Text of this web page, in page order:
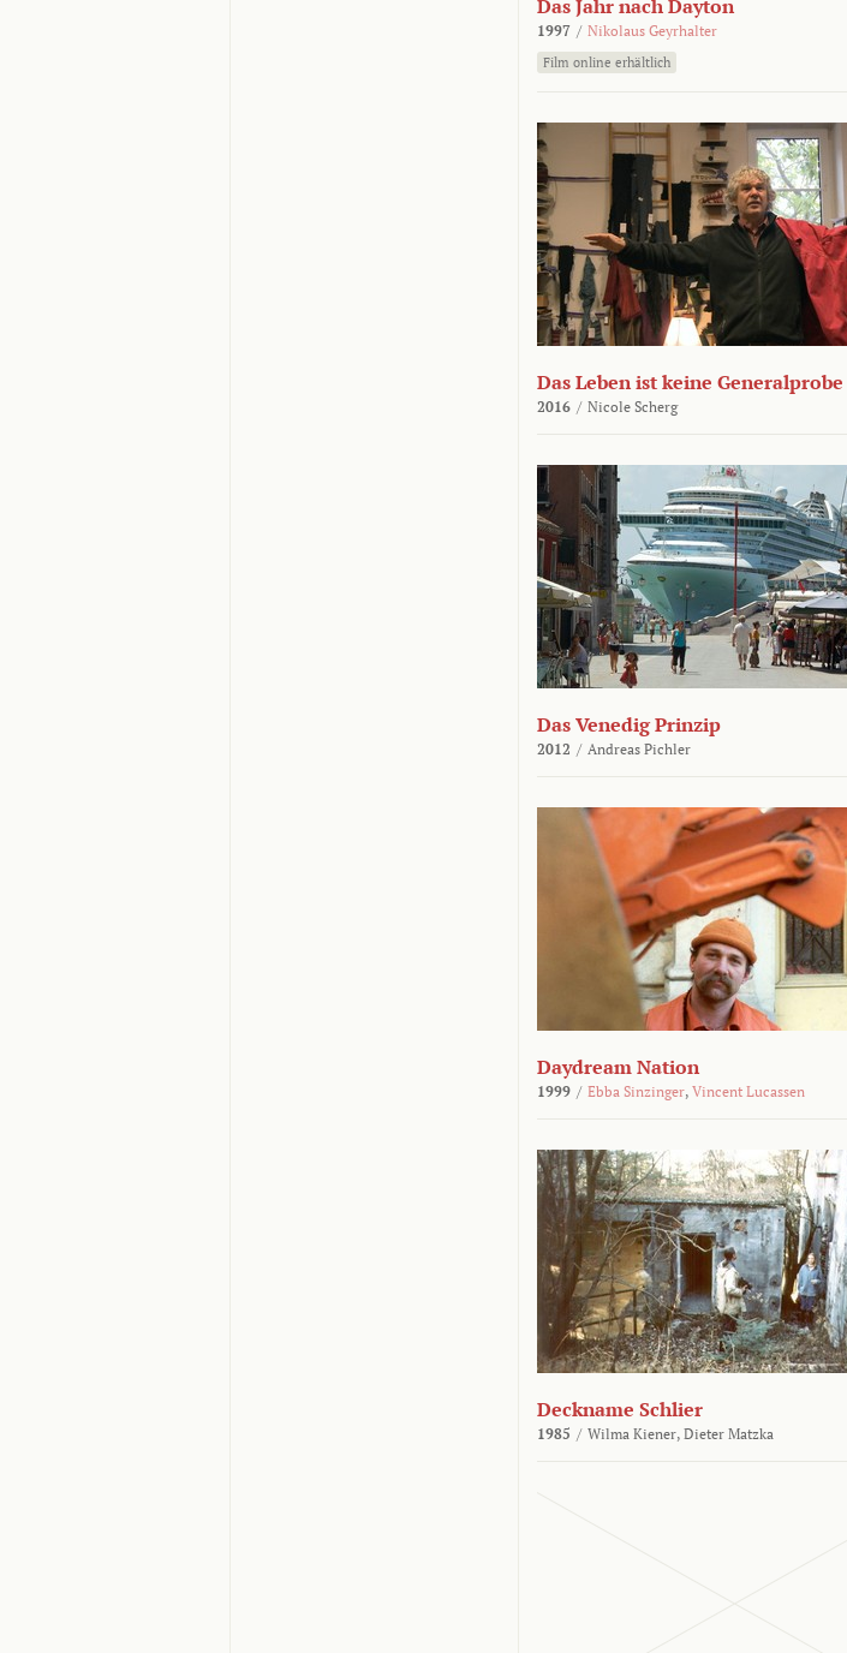
Das Jahr nach Dayton
1997 / Nikolaus Geyrhalter
Film online erhältlich
Das Leben ist keine Generalprobe
2016 / Nicole Scherg
Das Venedig Prinzip
2012 / Andreas Pichler
Daydream Nation
1999 / Ebba Sinzinger, Vincent Lucassen
Deckname Schlier
1985 / Wilma Kiener, Dieter Matzka